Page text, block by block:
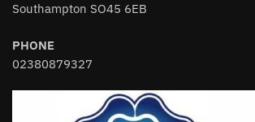
Southampton SO45 6EB
PHONE
02380879327